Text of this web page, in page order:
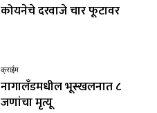
कोयनेचे दरवाजे चार फूटावर
क्राईम
नागालँडमधील भूस्खलनात ८
जणांचा मृत्यू